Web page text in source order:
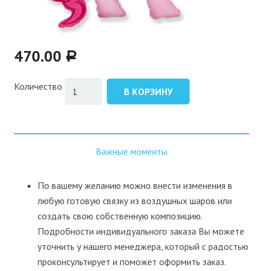
470.00 Р
Количество В КОРЗИНУ
Важные моменты
По вашему желанию можно внести изменения в
любую готовую связку из воздушных шаров или
создать свою собственную композицию.
Подробности индивидуального заказа Вы можете
уточнить у нашего менеджера, который с радостью
проконсультирует и поможет оформить заказ.